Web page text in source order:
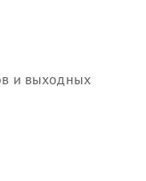
и выходных